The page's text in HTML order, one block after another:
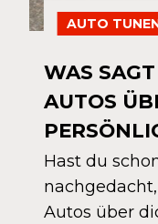
AUTO
WAS
AUTOS
Hast du
Autos über